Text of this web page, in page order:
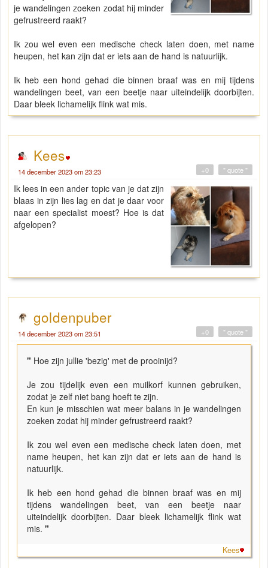
je wandelingen zoeken zodat hij minder
gefrustreerd raakt?
Ik zou wel even een medische check laten doen, met name
heupen, het kan zijn dat er iets aan de hand is natuurlijk.
Ik heb een hond gehad die binnen braaf was en mij tijdens
wandelingen beet, van een beetje naar uiteindelijk doorbijten.
Daar bleek lichamelijk flink wat mis.
Kees
14 december 2023 om 23:23 " quote "
+0
Ik lees in een ander topic van je dat zijn
blaas in zijn lies lag en dat je daar voor
naar een specialist moest? Hoe is dat
afgelopen?
goldenpuber
14 december 2023 om 23:51 " quote "
+0
" Hoe zijn jullie 'bezig' met de prooinijd?
Je zou tijdelijk even een muilkorf kunnen gebruiken,
zodat je zelf niet bang hoeft te zijn.
En kun je misschien wat meer balans in je wandelingen
zoeken zodat hij minder gefrustreerd raakt?
Ik zou wel even een medische check laten doen, met
name heupen, het kan zijn dat er iets aan de hand is
natuurlijk.
Ik heb een hond gehad die binnen braaf was en mij
tijdens wandelingen beet, van een beetje naar
uiteindelijk doorbijten. Daar bleek lichamelijk flink wat
mis. "
Kees